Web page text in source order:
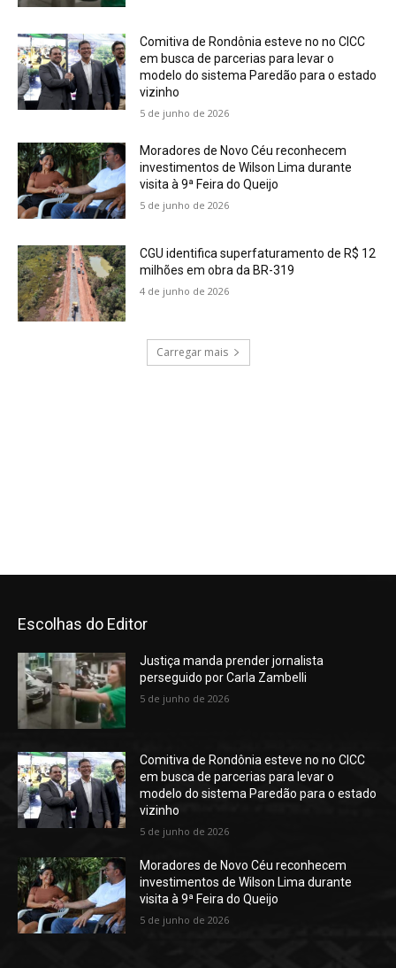
Escolhas do Editor
Justiça manda prender jornalista
perseguido por Carla Zambelli
5 de junho de 2026
Comitiva de Rondônia esteve no no CICC
em busca de parcerias para levar o
modelo do sistema Paredão para o estado
vizinho
5 de junho de 2026
Moradores de Novo Céu reconhecem
investimentos de Wilson Lima durante
visita à 9ª Feira do Queijo
5 de junho de 2026